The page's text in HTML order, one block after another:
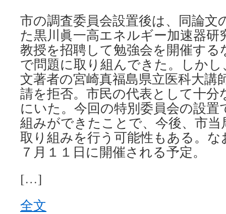
市の調査委員会設置後は、同論文
た黒川眞一高エネルギー加速器研
教授を招聘して勉強会を開催する
で問題に取り組んできた。しか
文著者の宮崎真福島県立医科大講
請を拒否。市民の代表として十分
にいた。今回の特別委員会の設置
組みができたことで、今後、市
取り組みを行う可能性もある。
７月１１日に開催される予定。
[…]
全文